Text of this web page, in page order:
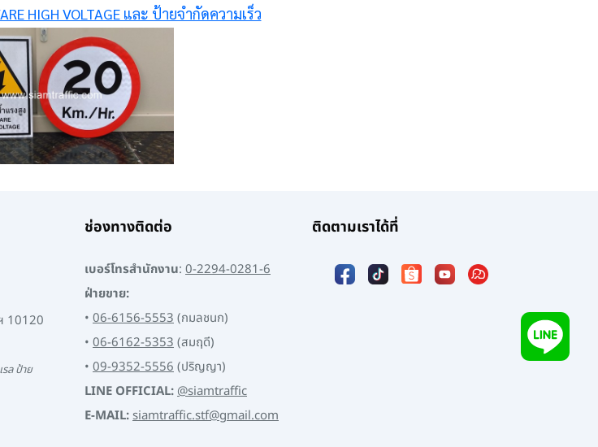
HIGH VOLTAGE และ ป้ายจำกัดความเร็ว
10120
ล ป้าย
ช่องทางติดต่อ
เบอร์โทรสำนักงาน: 0-2294-0281-6
ฝ่ายขาย:
• 06-6156-5553(กมลชนก)
• 06-6162-5353(สมฤดี)
• 09-9352-5556(ปริญญา)
LINE OFFICIAL:@siamtraffic
E-MAIL:siamtraffic.stf@gmail.com
ติดตามเราได้ที่